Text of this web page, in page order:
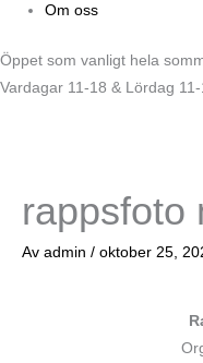
Om oss
Öppet som vanligt hela
Vardagar 11-18 & Lördag
rappsfoto
Av admin / oktober 25,